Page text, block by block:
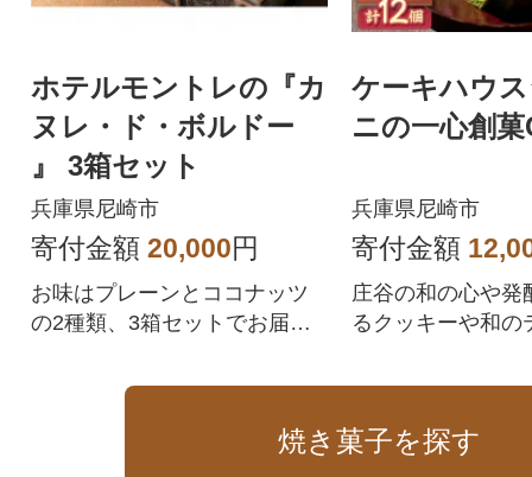
ホテルモントレの『カ
ヌレ・ド・ボルドー
』 3箱セット
兵庫県尼崎市
寄付金額 20,000円
お味はプレーンとココナッツ
の2種類、3箱セットでお届け
ケーキハウ
ニの一心創菓
兵庫県尼崎市
寄付金額
庄谷の和の心や発
るクッキーや和の
合わせ
焼き菓子を探す